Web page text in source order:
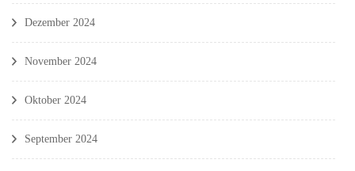
Dezember 2024
November 2024
Oktober 2024
September 2024